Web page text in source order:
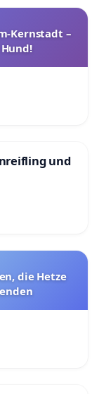
Kernstadt –
und
die Hetze